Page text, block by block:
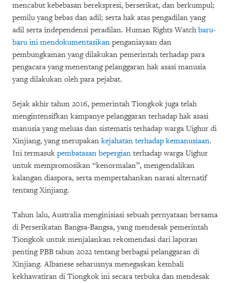
mencabut kebebasan berekspresi, berserikat, dan berkumpul;
pemilu yang bebas dan adil; serta hak atas pengadilan yang
adil serta independensi peradilan. Human Rights Watchbaru-
baru ini mendokumentasikan penganiayaan dan
pembungkaman yang dilakukan pemerintah terhadap para
pengacara yang menentang pelanggaran hak asasi manusia
yang dilakukan oleh para pejabat.
Sejak akhir tahun 2016, pemerintah Tiongkok juga telah
mengintensifkan kampanye pelanggaran terhadap hak asasi
manusia yang meluas dan sistematis terhadap warga Uighur di
Xinjiang, yang merupakan kejahatan terhadap kemanusiaan.
Ini termasuk pembatasan bepergian terhadap warga Uighur
untuk mempromosikan “kenormalan”, mengendalikan
kalangan diaspora, serta mempertahankan narasi alternatif
tentang Xinjiang.
Tahun lalu, Australia menginisiasi sebuah pernyataan bersama
di Perserikatan Bangsa-Bangsa, yang mendesak pemerintah
Tiongkok untuk menjalankan rekomendasi dari laporan
penting PBB tahun 2022 tentang berbagai pelanggaran di
Xinjiang. Albanese seharusnya menegaskan kembali
kekhawatiran di Tiongkok ini secara terbuka dan mendesak